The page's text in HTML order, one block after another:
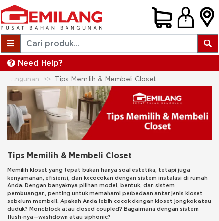
Need Help?
Tips Memilih & Membeli Closet
Tips Memilih & Membeli Closet
Memilih kloset yang tepat bukan hanya soal estetika, tetapi juga
kenyamanan, efisiensi, dan kecocokan dengan sistem instalasi di rumah
Anda. Dengan banyaknya pilihan model, bentuk, dan sistem
pembuangan, penting untuk memahami perbedaan antar jenis kloset
sebelum membeli. Apakah Anda lebih cocok dengan kloset jongkok atau
duduk? Monoblock atau closed coupled? Bagaimana dengan sistem
flush-nya—washdown atau siphonic?